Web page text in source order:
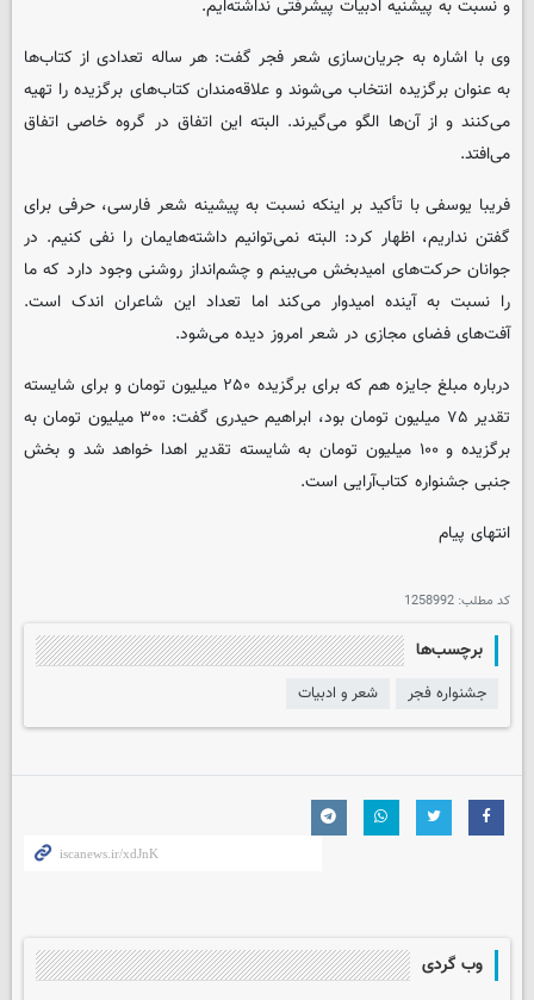
و نسبت به پیشنیه ادبیات پیشرفتی نداشته‌ایم.
وی با اشاره به جریان‌سازی شعر فجر گفت: هر ساله تعدادی از کتاب‌ها
به عنوان برگزیده انتخاب می‌شوند و علاقه‌مندان کتاب‌های برگزیده را تهیه
می‌کنند و از آن‌ها الگو می‌گیرند. البته این اتفاق در گروه خاصی اتفاق
می‌افتد.
فریبا یوسفی با تأکید بر اینکه نسبت به پیشینه شعر فارسی، حرفی برای
گفتن نداریم، اظهار کرد: البته نمی‌توانیم داشته‌هایمان را نفی کنیم. در
جوانان حرکت‌های امیدبخش می‌بینم و چشم‌انداز روشنی وجود دارد که ما
را نسبت به آینده امیدوار می‌کند اما تعداد این شاعران اندک است.
آفت‌های فضای مجازی در شعر امروز دیده می‌شود.
درباره مبلغ جایزه هم که برای برگزیده ۲۵۰ میلیون تومان و برای شایسته
تقدیر ۷۵ میلیون تومان بود، ابراهیم حیدری گفت: ۳۰۰ میلیون تومان به
برگزیده و ۱۰۰ میلیون تومان به شایسته تقدیر اهدا خواهد شد و بخش
جنبی جشنواره کتاب‌آرایی است.
انتهای پیام
کد مطلب: 1258992
برچسب‌ها
جشنواره فجر شعر و ادبیات
وب گردی